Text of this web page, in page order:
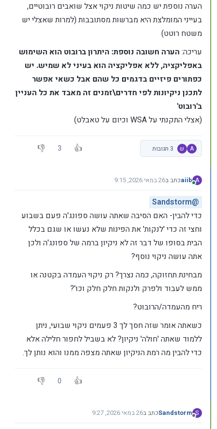
הערה נוספת יש כמה שיטות ניקוי אצל שואבים רובוטיים,
בעייני המומלצת היא מברשות מסתובבות (למרות שאצלי יש
משטח רוטט)
עריכה: הערה חשובה נוספת: היתרון ברובוט הוא השימוש
באפליקציה, ללא אפליקציה הוא בעיני לא שמיש. יש
כפתורים פיזיים בדגמים כל שהם אבל כשאי אפשר
לתכנן ניקיונות לפי חדרים\זמנים זה מאבד את כל העניין
ב'רובוט'
(אצלי התקנתי על WSA וכיום על טאבלט)
A ש 3 תגובות 3
A
מחובר
aiibכתב ב26 במאי 2026, 9:15
נערך לאחרונה על ידי
@
Sandstorm
כדי להבין- האם הסיבה שאתה עושה ספונג'ה פעם בשבוע
וחצי זה כדי 'לנקות' את הפינות שלא נעשו או שגם בכלל
הבית בסופו של דבר זה לא ניקיון ברמה של ספונג'ה ולכן
אתה עושה ניקוי נוסף?
מבחינת תחזוקה, כמה נצרך? רק ניקוי העמדה בקטנה או
ממש לעבוד ולפרק ולנקות חלק חלק וכו'?
ריח מהעמדה/הרובוט?
כשאתה אומר שזה חסך לך 3 פעמים ניקוי שבועי, ניתן
ללמוד שאתה 'חולה' ניקיון? לא בשביל לחפור חלילה אלא
כדי להבין מה רמת הניקיון שאתה מצפה ממנו והוא נותן לך.
0
S
מנותק
Sandstormכתב ב26 במאי 2026, 9:27
נערך לאחרונה על ידי Sandstorm